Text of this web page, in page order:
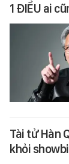
1 ĐIỀU ai
Tài tử Hàn
khỏi